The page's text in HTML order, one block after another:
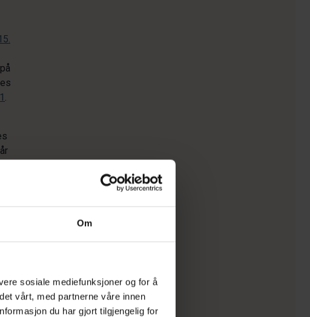
Om
sosiale mediefunksjoner og for å
vårt, med partnerne våre innen
du har gjort tilgjengelig for
.